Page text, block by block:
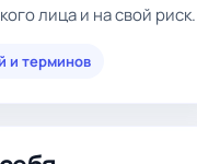
лица и на свой риск.
и терминов